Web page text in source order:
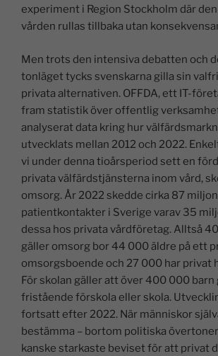
experiment i Region Stockholm där
vården rullas tillbaka utan
Men trots den intensiva debatten och
tonläget tycks svenskarna gilla sin
privata alternativen. OFFDA, ett IT-
fram statistik över offentlig
analyserat data kring hur
utvecklats mellan 2012 och 2022.
vi under denna tioårsperiod sett en
privata välfärdstjänsterna inom vård,
omsorg. År 2022 skedde cirka 87
patientkontakter i Sverige varav 35
dessa hos privata vårdföretag. Alltså
gäller omsorg bor 44 000 äldre på ett
omsorgsboende och 27 000 har privat
För skolan gäller att över 400 000 barn
fristående förskola eller skola.
fortsatt efter 2022. När människor
bestämma – bortom politiska
kanske starkaste beviset för att privat